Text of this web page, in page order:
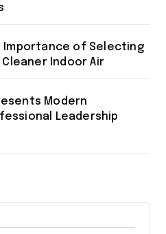
of Selecting
Indoor Air
Modern
Leadership